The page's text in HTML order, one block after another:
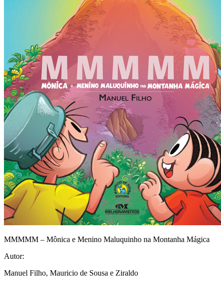
MMMMM – Mônica e Menino Maluquinho na Montanha Mágica
Autor:
Manuel Filho, Mauricio de Sousa e Ziraldo